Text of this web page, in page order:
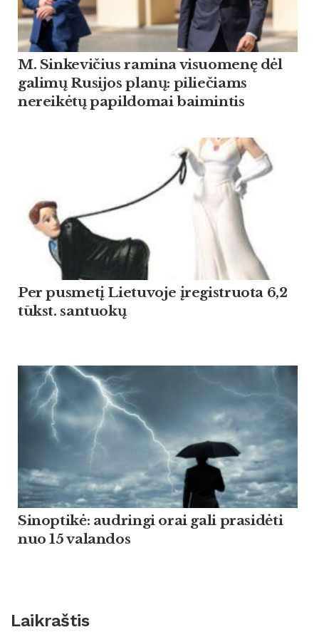
M. Sinkevičius ramina visuomenę dėl
galimų Rusijos planų: piliečiams
nereikėtų papildomai baimintis
Per pusmetį Lietuvoje įregistruota 6,2
tūkst. santuokų
Sinoptikė: audringi orai gali prasidėti
nuo 15 valandos
Laikraštis